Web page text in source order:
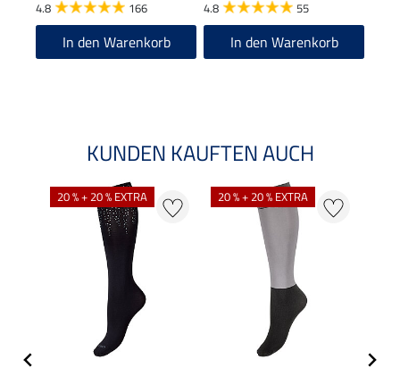
4.8 166
In den Warenkorb
4.8 55
In den Warenkorb
KUNDEN KAUFTEN AUCH
20 % + 20 % EXTRA 20 % + 20 % EXTRA